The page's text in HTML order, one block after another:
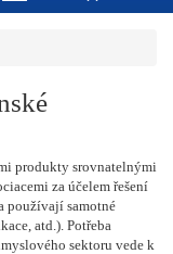
produkty srovnatelnými
za účelem řešení
používají samotné
atd.). Potřeba
sektoru vede k